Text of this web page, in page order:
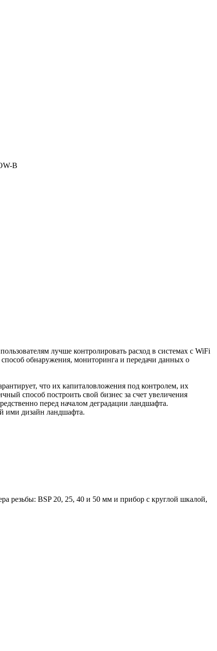
B
лучше контролировать расход в системах с WiFi
обнаружения, мониторинга и передачи данных о
что их капиталовложения под контролем, их
способ построить свой бизнес за счет увеличения
перед началом деградации ландшафта.
ими дизайн ландшафта.
резьбы: BSP 20, 25, 40 и 50 мм и прибор с круглой шкалой,